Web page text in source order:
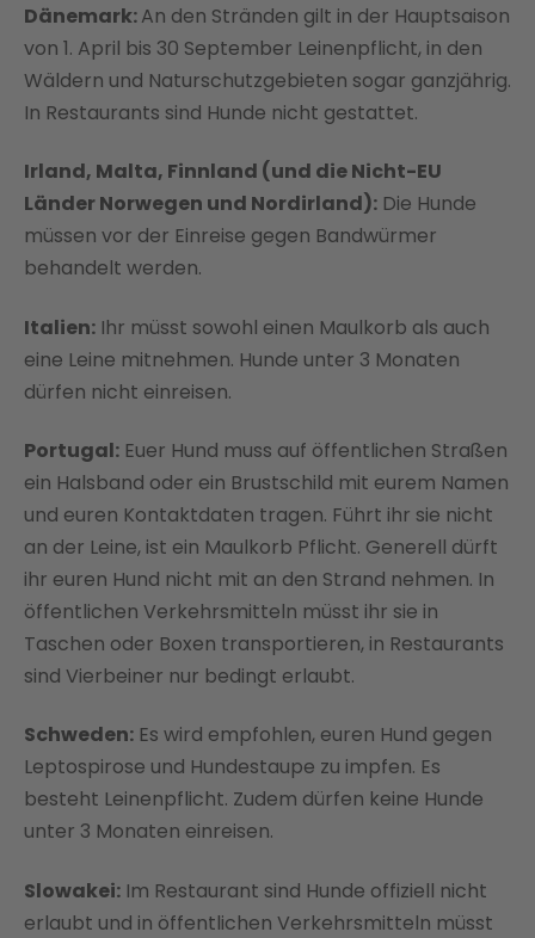
Dänemark:An den Stränden gilt in der Hauptsaison
von 1. April bis 30 September Leinenpflicht, in den
Wäldern und Naturschutzgebieten sogar ganzjährig.
In Restaurants sind Hunde nicht gestattet.
Irland, Malta, Finnland (und die Nicht-EU
Länder Norwegen und Nordirland): Die Hunde
müssen vor der Einreise gegen Bandwürmer
behandelt werden.
Italien: Ihr müsst sowohl einen Maulkorb als auch
eine Leine mitnehmen. Hunde unter 3 Monaten
dürfen nicht einreisen.
Portugal: Euer Hund muss auf öffentlichen Straßen
ein Halsband oder ein Brustschild mit eurem Namen
und euren Kontaktdaten tragen. Führt ihr sie nicht
an der Leine, ist ein Maulkorb Pflicht. Generell dürft
ihr euren Hund nicht mit an den Strand nehmen. In
öffentlichen Verkehrsmitteln müsst ihr sie in
Taschen oder Boxen transportieren, in Restaurants
sind Vierbeiner nur bedingt erlaubt.
Schweden: Es wird empfohlen, euren Hund gegen
Leptospirose und Hundestaupe zu impfen. Es
besteht Leinenpflicht. Zudem dürfen keine Hunde
unter 3 Monaten einreisen.
Slowakei: Im Restaurant sind Hunde offiziell nicht
erlaubt und in öffentlichen Verkehrsmitteln müsst